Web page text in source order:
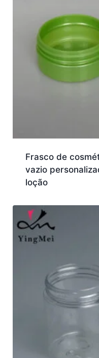
Frasco de
vazio
loção